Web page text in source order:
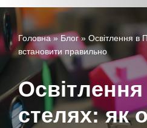
Головна»Блог» Освітлення в
встановити правильно
стелях: як